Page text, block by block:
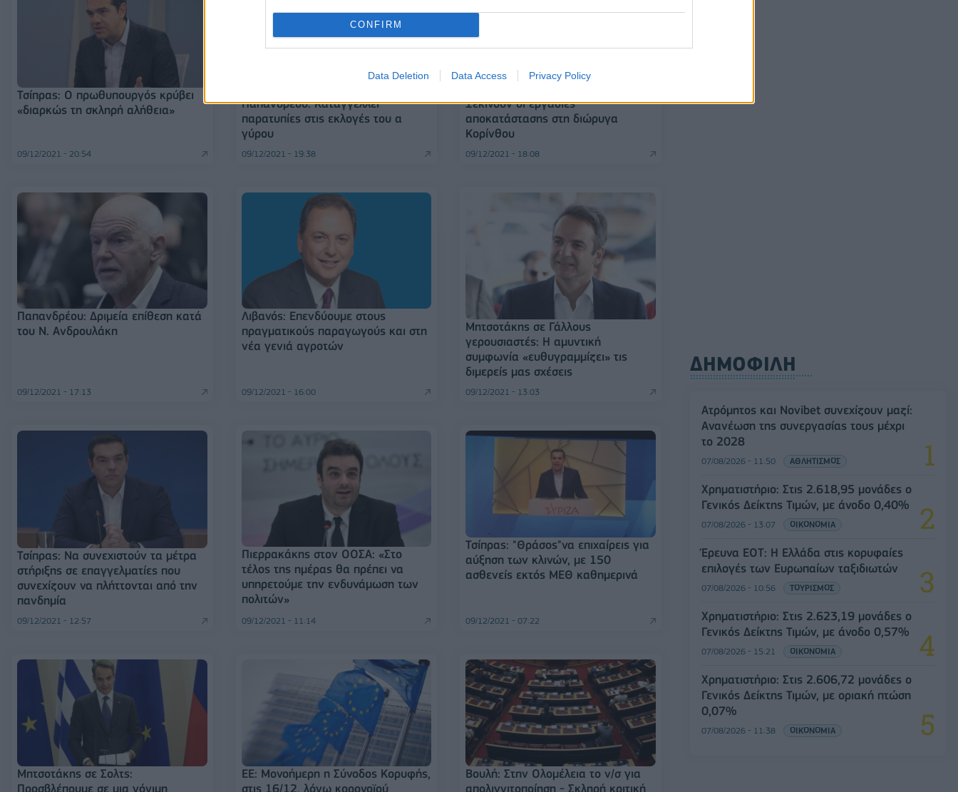
CONFIRM
Data Deletion Data Access Privacy Policy
Τσίπρας: Ο πρωθυπουργός κρύβει
«διαρκώς τη σκληρή αλήθεια»
09/12/2021 - 20:54
Παπανδρέου: Καταγγέλλει
παρατυπίες στις εκλογές του α
γύρου
09/12/2021 - 19:38
Ξεκινούν οι εργασίες
αποκατάστασης στη διώρυγα
Κορίνθου
09/12/2021 - 18:08
Παπανδρέου: Δριμεία επίθεση κατά
του Ν. Ανδρουλάκη
09/12/2021 - 17:13
Λιβανός: Επενδύουμε στους
πραγματικούς παραγωγούς και στη
νέα γενιά αγροτών
09/12/2021 - 16:00
Μητσοτάκης σε Γάλλους
γερουσιαστές: Η αμυντική
συμφωνία «ευθυγραμμίζει» τις
διμερείς μας σχέσεις
09/12/2021 - 13:03
Τσίπρας: Να συνεχιστούν τα μέτρα
στήριξης σε επαγγελματίες που
συνεχίζουν να πλήττονται από την
πανδημία
09/12/2021 - 12:57
Πιερρακάκης στον ΟΟΣΑ: «Στο
τέλος της ημέρας θα πρέπει να
υπηρετούμε την ενδυνάμωση των
πολιτών»
09/12/2021 - 11:14
Τσίπρας: "Θράσος"να επιχαίρεις για
αύξηση των κλινών, με 150
ασθενείς εκτός ΜΕΘ καθημερινά
09/12/2021 - 07:22
Μητσοτάκης σε Σολτς:
Προσβλέπουμε σε μια γόνιμη
ΕΕ: Μονοήμερη η Σύνοδος Κορυφής,
στις 16/12, λόγω κορονοϊού
Βουλή: Στην Ολομέλεια το ν/σ για
απολιγνιτοποίηση - Σκληρή κριτική
ΔΗΜΟΦΙΛΗ
Ατρόμητος και Novibet συνεχίζουν μαζί:
Ανανέωση της συνεργασίας τους μέχρι
το 2028
07/08/2026 - 11:50 ΑΘΛΗΤΙΣΜΟΣ
Χρηματιστήριο: Στις 2.618,95 μονάδες ο
Γενικός Δείκτης Τιμών, με άνοδο 0,40%
07/08/2026 - 13:07 ΟΙΚΟΝΟΜΙΑ
Έρευνα ΕΟΤ: Η Ελλάδα στις κορυφαίες
επιλογές των Ευρωπαίων ταξιδιωτών
07/08/2026 - 10:56 ΤΟΥΡΙΣΜΟΣ
Χρηματιστήριο: Στις 2.623,19 μονάδες ο
Γενικός Δείκτης Τιμών, με άνοδο 0,57%
07/08/2026 - 15:21 ΟΙΚΟΝΟΜΙΑ
Χρηματιστήριο: Στις 2.606,72 μονάδες ο
Γενικός Δείκτης Τιμών, με οριακή πτώση
0,07%
07/08/2026 - 11:38 ΟΙΚΟΝΟΜΙΑ